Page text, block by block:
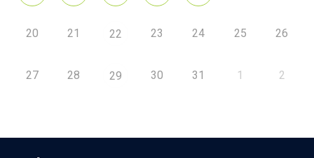
20 21 22 23 24 25 26
27 28 29 30 31 1 2